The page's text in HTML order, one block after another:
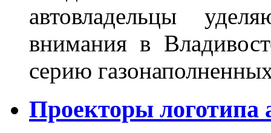
автовладельцы
внимания в
серию
Проекторы логотипа